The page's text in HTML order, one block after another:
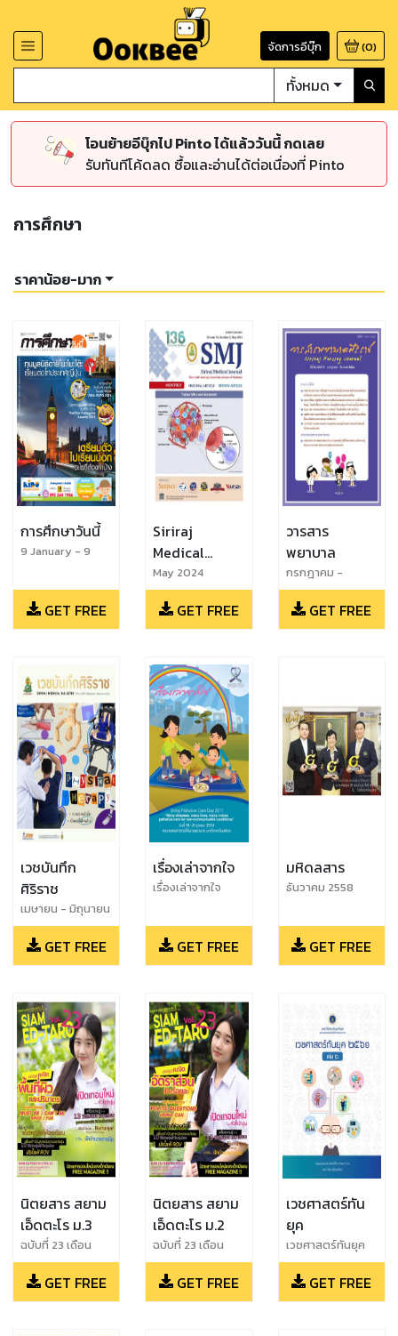
จัดการอีบุ๊ก (0)
ทั้งหมด
โอนย้ายอีบุ๊กไป Pinto ได้แล้ววันนี้ กดเลย
รับทันทีโค้ดลด ซื้อและอ่านได้ต่อเนื่องที่ Pinto
การศึกษา
ราคาน้อย-มาก
การศึกษาวันนี้
9 January - 9
GET FREE
Siriraj
Medical
Journal
May 2024
GET FREE
วารสาร
พยาบาล
กรกฎาคม -
ธันวาคม 2554
GET FREE
เวชบันทึก
ศิริราช
เมษายน - มิถุนายน
2567
GET FREE
เรื่องเล่าจากใจ
เรื่องเล่าจากใจ
diseases, many
lives, many
voices, palliative
communicable
conditions
GET FREE
มหิดลสาร
ธันวาคม 2558
GET FREE
นิตยสาร สยาม
เอ็ดตะโร ม.3
ฉบับที่ 23 เดือน
มิถุนายน 2561
GET FREE
นิตยสาร สยาม
เอ็ดตะโร ม.2
ฉบับที่ 23 เดือน
มิถุนายน 2561
GET FREE
เวชศาสตร์ทัน
ยุค
เวชศาสตร์ทันยุค
2561 เล่ม 2
GET FREE